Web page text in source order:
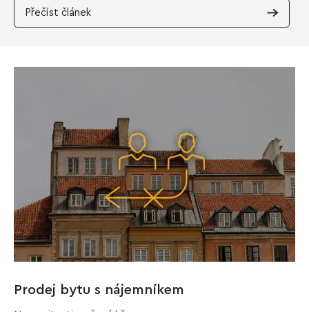
Přečíst článek
Prodej bytu s nájemníkem